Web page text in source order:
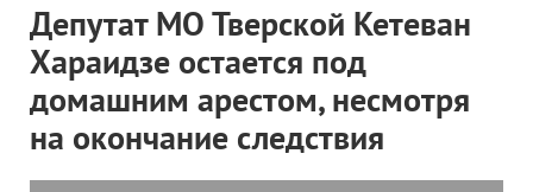
Депутат МО Тверской Кетеван
Хараидзе остается под
домашним арестом, несмотря
на окончание следствия